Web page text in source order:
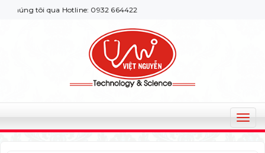
tôi qua Hotline: 0932 664422
T
o